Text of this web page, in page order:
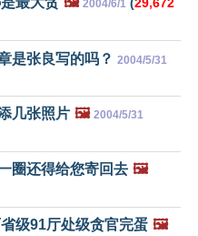
2004/6/1
是张良写的吗？ 2004/5/31
几张照片 🖼️ 2004/5/31
圈还得给您寄回去 🖼️
级91厅处级贪官完蛋 🖼️